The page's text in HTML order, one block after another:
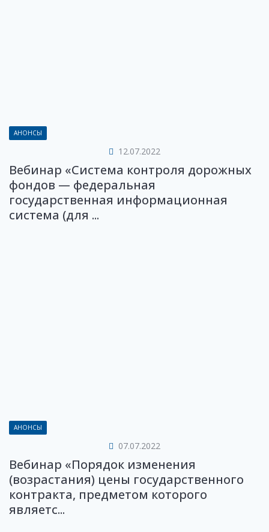
АНОНСЫ
12.07.2022
Вебинар «Система контроля дорожных
фондов — федеральная
государственная информационная
система (для ...
АНОНСЫ
07.07.2022
Вебинар «Порядок изменения
(возрастания) цены государственного
контракта, предметом которого
являетс...